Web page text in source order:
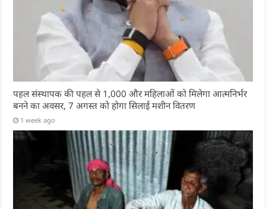
पहल संस्थापक की पहल से 1,000 और महिलाओं को मिलेगा आत्मनिर्भर
बनने का अवसर, 7 अगस्त को होगा सिलाई मशीन वितरण
1 week ago